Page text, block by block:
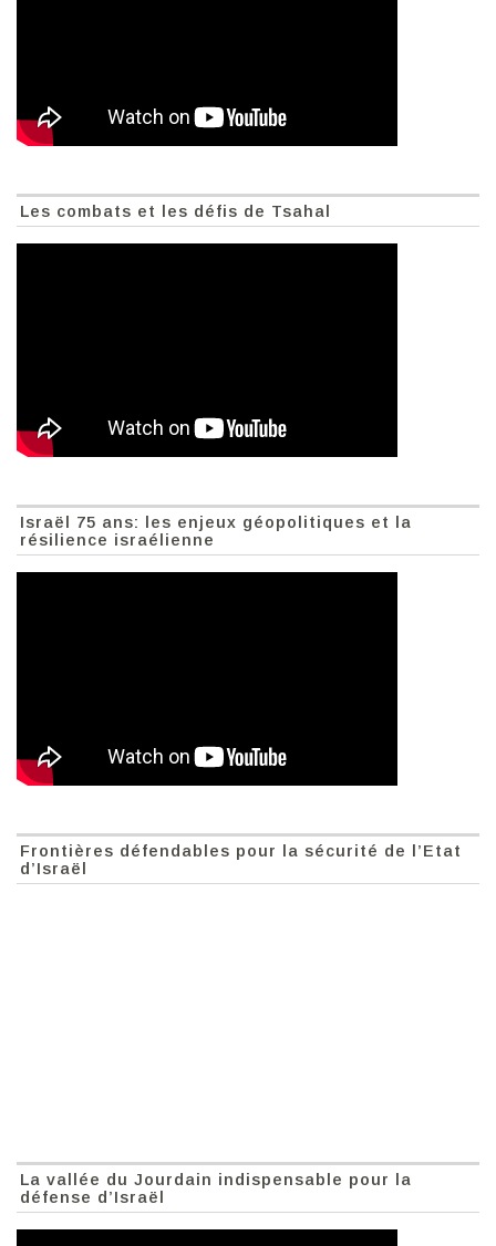
Les combats et les défis de Tsahal
Israël 75 ans: les enjeux géopolitiques et la
résilience israélienne
Frontières défendables pour la sécurité de l’Etat
d’Israël
La vallée du Jourdain indispensable pour la
défense d’Israël